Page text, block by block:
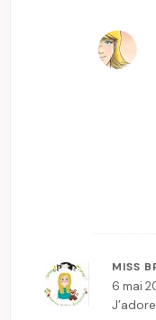
MISS
6 mai